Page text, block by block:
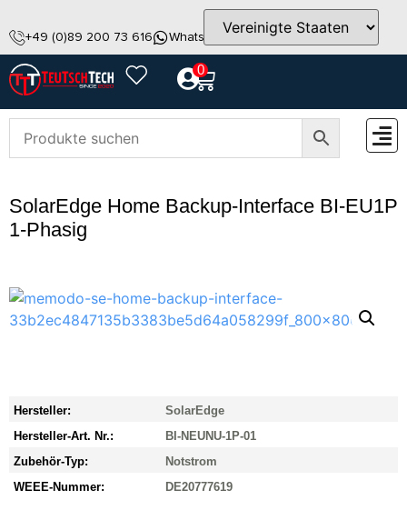
+49 (0)89 200 73 616 WhatsApp info@teutschtech.com
0
SolarEdge Home Backup-Interface BI-EU1P
1-Phasig
Hersteller:
SolarEdge
Hersteller-Art. Nr.:
BI-NEUNU-1P-01
Zubehör-Typ:
Notstrom
WEEE-Nummer:
DE20777619